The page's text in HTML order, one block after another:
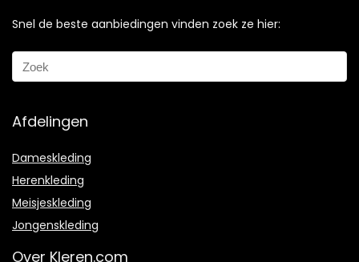
Snel de beste aanbiedingen vinden zoek ze hier:
Afdelingen
Dameskleding
Herenkleding
Meisjeskleding
Jongenskleding
Over Kleren.com